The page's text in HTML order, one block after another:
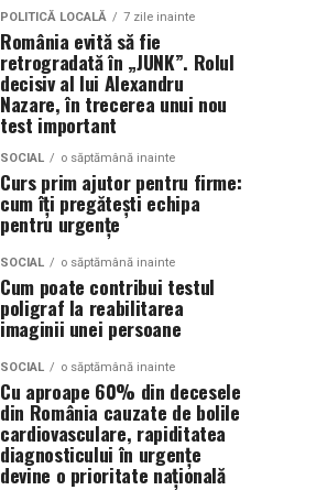
POLITICĂ LOCALĂ 7 zile inainte
România evită să fie
retrogradată în „JUNK”. Rolul
decisiv al lui Alexandru
Nazare, în trecerea unui nou
test important
SOCIAL o săptămână inainte
Curs prim ajutor pentru firme:
cum îți pregătești echipa
pentru urgențe
SOCIAL o săptămână inainte
Cum poate contribui testul
poligraf la reabilitarea
imaginii unei persoane
SOCIAL o săptămână inainte
Cu aproape 60% din decesele
din România cauzate de bolile
cardiovasculare, rapiditatea
diagnosticului în urgențe
devine o prioritate națională